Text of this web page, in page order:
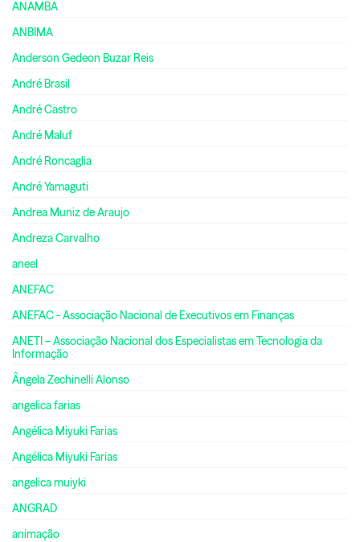
ANAMBA
ANBIMA
Anderson Gedeon Buzar Reis
André Brasil
André Castro
André Maluf
André Roncaglia
André Yamaguti
Andrea Muniz de Araujo
Andreza Carvalho
aneel
ANEFAC
ANEFAC - Associação Nacional de Executivos em Finanças
ANETI – Associação Nacional dos Especialistas em Tecnologia da
Informação
Ângela Zechinelli Alonso
angelica farias
Angélica Miyuki Farias
Angélica Miyuki Farias
angelica muiyki
ANGRAD
animação